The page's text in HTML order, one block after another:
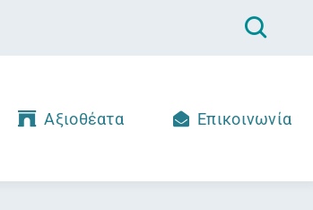
Αξιοθέατα Επικοινωνία